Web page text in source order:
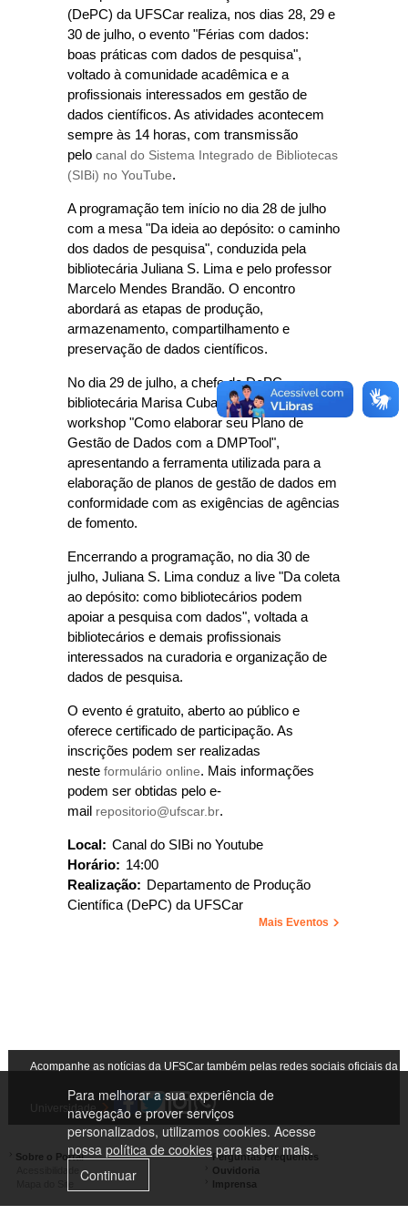
Para melhorar a sua experiência de
navegação e prover serviços
personalizados, utilizamos cookies. Acesse
nossa política de cookiespara saber mais.
Continuar
(DePC) da UFSCar realiza, nos dias 28, 29 e
30 de julho, o evento "Férias com dados:
boas práticas com dados de pesquisa",
voltado à comunidade acadêmica e a
profissionais interessados em gestão de
dados científicos. As atividades acontecem
sempre às 14 horas, com transmissão
pelo canal do Sistema Integrado de Bibliotecas
(SIBi) no YouTube.
A programação tem início no dia 28 de julho
com a mesa "Da ideia ao depósito: o caminho
dos dados de pesquisa", conduzida pela
bibliotecária Juliana S. Lima e pelo professor
Marcelo Mendes Brandão. O encontro
abordará as etapas de produção,
armazenamento, compartilhamento e
preservação de dados científicos.
No dia 29 de julho, a chefe do DePC,
bibliotecária Marisa Cubas Lozano, ministra o
workshop "Como elaborar seu Plano de
Gestão de Dados com a DMPTool",
apresentando a ferramenta utilizada para a
elaboração de planos de gestão de dados em
conformidade com as exigências de agências
de fomento.
Encerrando a programação, no dia 30 de
julho, Juliana S. Lima conduz a live "Da coleta
ao depósito: como bibliotecários podem
apoiar a pesquisa com dados", voltada a
bibliotecários e demais profissionais
interessados na curadoria e organização de
dados de pesquisa.
O evento é gratuito, aberto ao público e
oferece certificado de participação. As
inscrições podem ser realizadas
neste formulário online. Mais informações
podem ser obtidas pelo e-
mail repositorio@ufscar.br.
Local: Canal do SIBi no Youtube
Horário: 14:00
Realização: Departamento de Produção
Científica (DePC) da UFSCar
Mais Eventos
Acompanhe as notícias da UFSCar também pelas redes sociais oficiais da
Universidade
Sobre o Portal
Perguntas Frequentes
Ouvidoria
Imprensa